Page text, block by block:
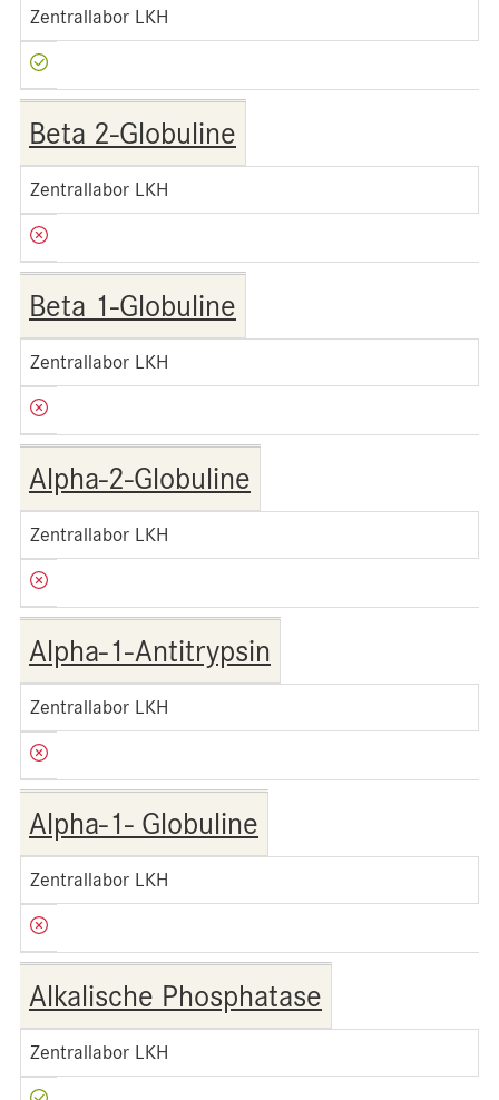
Zentrallabor LKH
Beta 2-Globuline
Zentrallabor LKH
Beta 1-Globuline
Zentrallabor LKH
Alpha-2-Globuline
Zentrallabor LKH
Alpha-1-Antitrypsin
Zentrallabor LKH
Alpha-1- Globuline
Zentrallabor LKH
Alkalische Phosphatase
Zentrallabor LKH